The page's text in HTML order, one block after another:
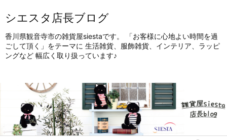
シエスタ店長ブログ
香川県観音寺市の雑貨屋siestaです。 「お客様に心地よい時間を過
ごして頂く」をテーマに 生活雑貨、服飾雑貨、インテリア、ラッピ
ングなど 幅広く取り扱っています♪